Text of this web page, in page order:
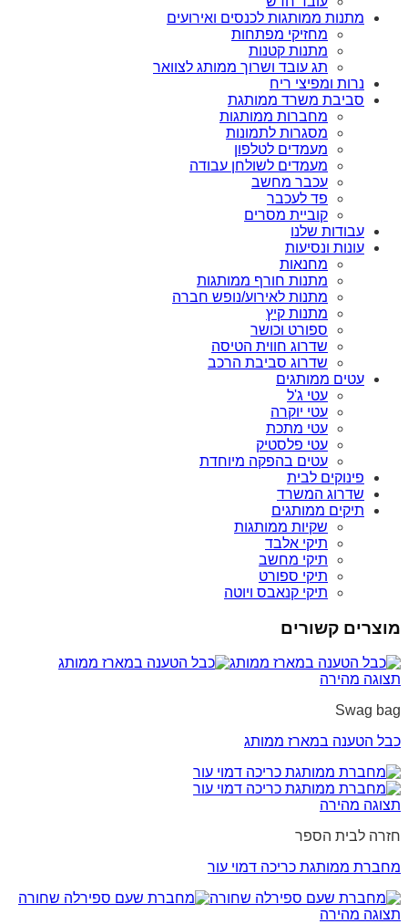
מתנות ממותגות לכנסים ואירועים
מחזיקי מפתחות
מתנות קטנות
תג עובד ושרוך ממותג לצוואר
נרות ומפיצי ריח
סביבת משרד ממותגת
מחברות ממותגות
מסגרות לתמונות
מעמדים לטלפון
מעמדים לשולחן עבודה
עכבר מחשב
פד לעכבר
קוביית מסרים
עבודות שלנו
עונות ונסיעות
מחנאות
מתנות חורף ממותגות
מתנות לאירוע/נופש חברה
מתנות קיץ
ספורט וכושר
שדרוג חווית הטיסה
שדרוג סביבת הרכב
עטים ממותגים
עטי ג'ל
עטי יוקרה
עטי מתכת
עטי פלסטיק
עטים בהפקה מיוחדת
פינוקים לבית
שדרוג המשרד
תיקים ממותגים
שקיות ממותגות
תיקי אלבד
תיקי מחשב
תיקי ספורט
תיקי קנאבס ויוטה
מוצרים קשורים
תצוגה מהירה
Swag bag
כבל הטענה במארז ממותג
תצוגה מהירה
חזרה לבית הספר
מחברת ממותגת כריכה דמוי עור
תצוגה מהירה